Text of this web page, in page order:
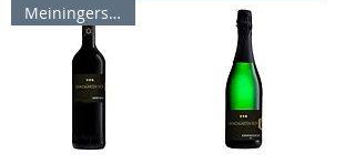
1
L
e
r
r
o
1
L
i
t
e
r
Meiningers Rotweinpreis 90 P